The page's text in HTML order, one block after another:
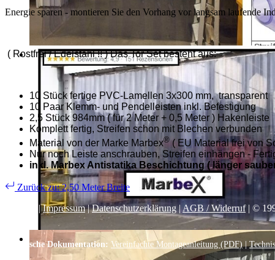
Energie sparen - montieren Sie den Vorhang vor langsam laufende
( Rostfrei / Edelstahl !! ) Das Tor Set besteht aus:
10 Stück fertige PVC-Lamellen 3x300 mm, transparent
10 Paar Klemm- und Pendelleisten inkl. Befestigung
2,5 Stück 984mm ( für 2 Meter + 0,5 Meter ) Hakenleiste
Komplett fertig, Streifen schon mit Blechen verbunden
Material von der Marke Marbex®( EU Material frei von
Nur noch Leiste anschrauben, Streifen einhängen -
inkl. Marbex Antistatika Beschichtung ( länger
Zurück zu: 2,50 Meter Breite
|Impressum|Datenschutzerklärung|AGB / Widerruf| ©
Technische Dokumentation: Vereinfachte Montageanleitung (PDF) |